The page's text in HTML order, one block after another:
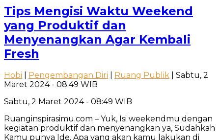
Tips Mengisi Waktu Weekend
yang Produktif dan
Menyenangkan Agar Kembali
Fresh
Hobi Pengembangan Diri Ruang Publik | Sabtu, 2
Maret 2024 - 08:49 WIB
Sabtu, 2 Maret 2024 - 08:49 WIB
Ruanginspirasimu.com – Yuk, Isi weekendmu dengan
kegiatan produktif dan menyenangkan ya, Sudahkah
Kamu punya Ide, Apa yang akan kamu lakukan di